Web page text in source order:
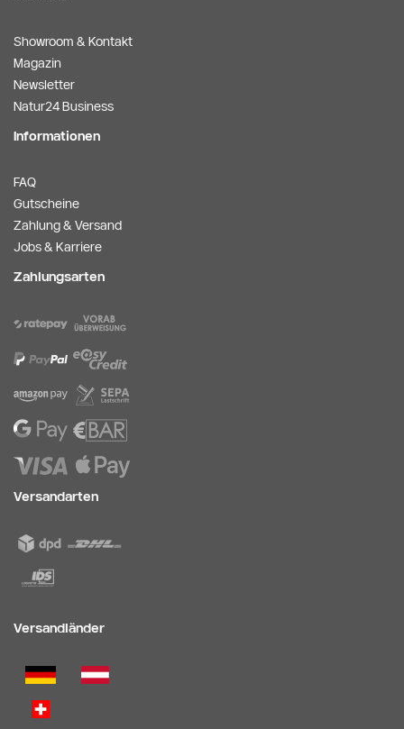
Showroom & Kontakt
Magazin
Newsletter
Natur24 Business
Informationen
FAQ
Gutscheine
Zahlung & Versand
Jobs & Karriere
Zahlungsarten
Versandarten
Versandländer